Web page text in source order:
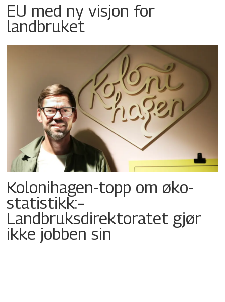
EU med ny visjon for
landbruket
Kolonihagen-topp om øko-
statistikk:–
Landbruksdirektoratet gjør
ikke jobben sin